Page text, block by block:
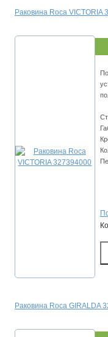
Раковина Roca VICTORIA
Раковина Roca GIRALDA